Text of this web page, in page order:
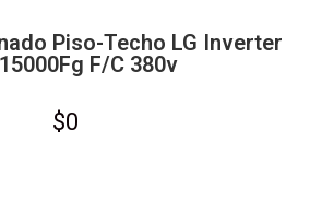
Piso-Techo LG Inverter
F/C 380v
$0